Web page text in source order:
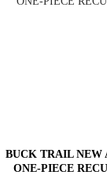
BUCK TRAIL NEW
ONE-PIECE